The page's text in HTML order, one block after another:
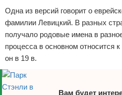
Одна из версий говорит о
фамилии Левицкий. В разных
получало родовые имена в
процесса в основном относится
он в 19 в.
Вам будет